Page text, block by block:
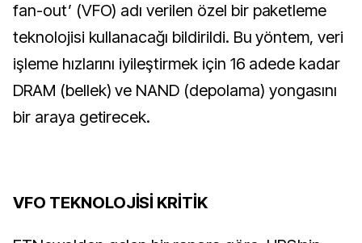
fan-out’ (VFO) adı verilen özel bir paketleme
teknolojisi kullanacağı bildirildi. Bu yöntem, veri
işleme hızlarını iyileştirmek için 16 adede kadar
DRAM (bellek) ve NAND (depolama) yongasını
bir araya getirecek.
VFO TEKNOLOJİSİ KRİTİK